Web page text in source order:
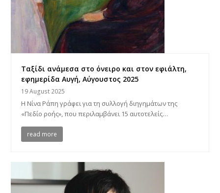
Ταξίδι ανάμεσα στο όνειρο και στον εφιάλτη,
εφημερίδα Αυγή, Αύγουστος 2025
19 August 2025
Η Νίνα Ράπη γράφει για τη συλ­λογή διη­γη­μάτων της
«Πεδίο ροής», που περι­λαμ­βάνει 15 αυτο­τε­λείς…
read more